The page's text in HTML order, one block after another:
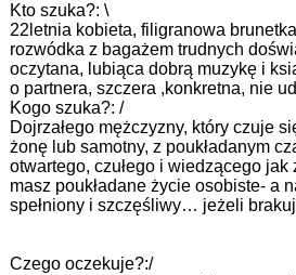
Kto szuka?: \
22letnia kobieta, filigranowa
rozwódka z bagażem trudnych
oczytana, lubiąca dobrą muzykę i
o partnera, szczera ,konkretna, nie
Kogo szuka?: /
Dojrzałego mężczyzny, który czuje
żonę lub samotny, z poukładanym
otwartego, czułego i wiedzącego
masz poukładane życie osobiste- a
spełniony i szczęśliwy… jeżeli
Czego oczekuje?:/